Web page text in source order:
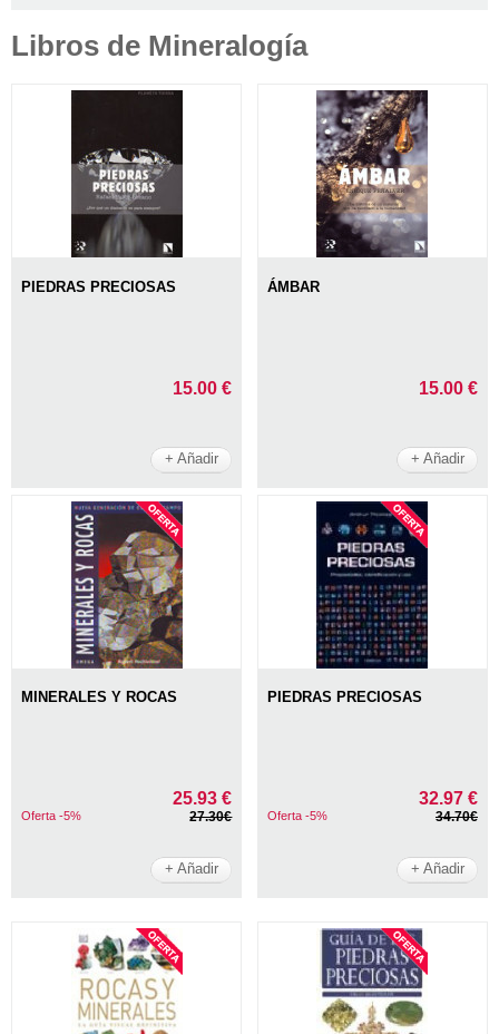
Libros de Mineralogía
PIEDRAS PRECIOSAS
15.00 €
+ Añadir
ÁMBAR
15.00 €
+ Añadir
MINERALES Y ROCAS
25.93 €
Oferta -5% 27.30€
+ Añadir
PIEDRAS PRECIOSAS
32.97 €
Oferta -5% 34.70€
+ Añadir